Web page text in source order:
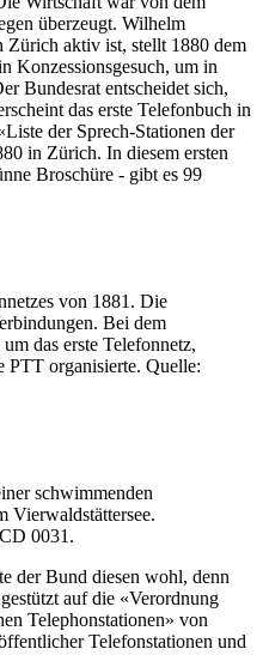
überzeugt. Wilhelm
Zürich aktiv ist, stellt 1880 dem
Konzessionsgesuch, um in
Bundesrat entscheidet sich,
das erste Telefonbuch in
der Sprech-Stationen der
in Zürich. In diesem ersten
Broschüre - gibt es 99
von 1881. Die
Bei dem
das erste Telefonnetz,
PTT organisierte. Quelle:
schwimmenden
Vierwaldstättersee.
0031.
der Bund diesen wohl, denn
auf die «Verordnung
Telephonstationen» von
Telefonstationen und